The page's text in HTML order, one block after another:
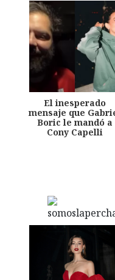
El inesperado
mensaje que
Boric le mandó a
Cony Capelli